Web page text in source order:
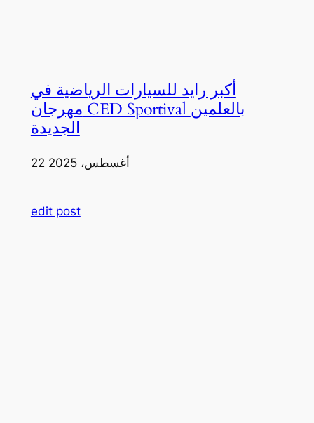
أكبر رايد للسيارات الرياضية في
مهرجان CED Sportival بالعلمين
الجديدة
22 أغسطس، 2025
edit post